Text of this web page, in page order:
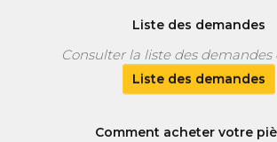
Liste des demandes
Consulter la liste des demandes
Liste des demandes
Comment acheter votre